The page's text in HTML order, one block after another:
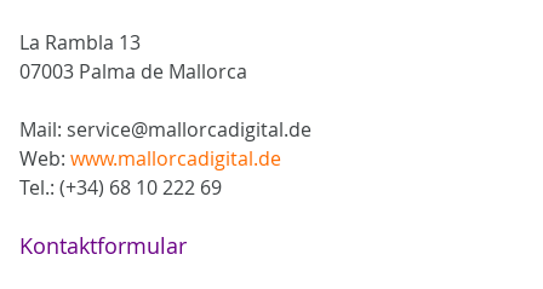
La Rambla 13
07003 Palma de Mallorca
Mail: service@mallorcadigital.de
Web: www.mallorcadigital.de
Tel.: (+34) 68 10 222 69
Kontaktformular